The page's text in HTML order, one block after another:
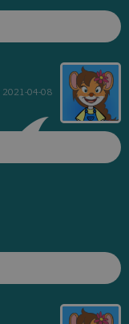
2021-04-08